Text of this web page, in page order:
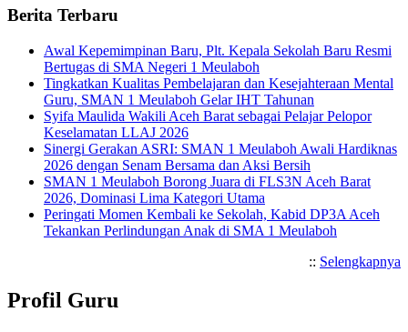
Berita Terbaru
Awal Kepemimpinan Baru, Plt. Kepala Sekolah Baru Resmi
Bertugas di SMA Negeri 1 Meulaboh
Tingkatkan Kualitas Pembelajaran dan Kesejahteraan Mental
Guru, SMAN 1 Meulaboh Gelar IHT Tahunan
Syifa Maulida Wakili Aceh Barat sebagai Pelajar Pelopor
Keselamatan LLAJ 2026
Sinergi Gerakan ASRI: SMAN 1 Meulaboh Awali Hardiknas
2026 dengan Senam Bersama dan Aksi Bersih
SMAN 1 Meulaboh Borong Juara di FLS3N Aceh Barat
2026, Dominasi Lima Kategori Utama
Peringati Momen Kembali ke Sekolah, Kabid DP3A Aceh
Tekankan Perlindungan Anak di SMA 1 Meulaboh
:: Selengkapnya
Profil Guru